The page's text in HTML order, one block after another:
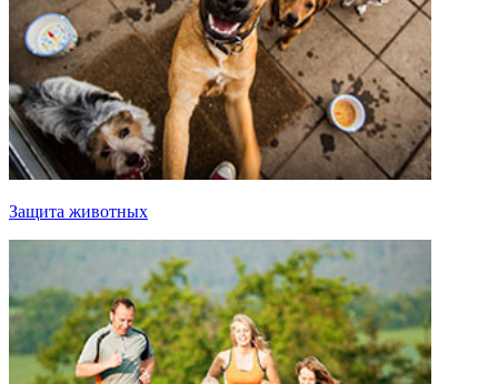
Защита животных